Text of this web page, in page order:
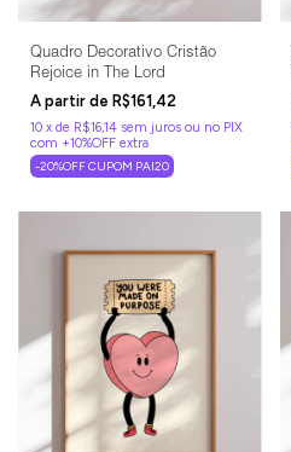
Quadro Decorativo Cristão
Rejoice in The Lord
R$161,42
10 x de R$16,14 sem juros
-20%OFF CUPOM PAI20